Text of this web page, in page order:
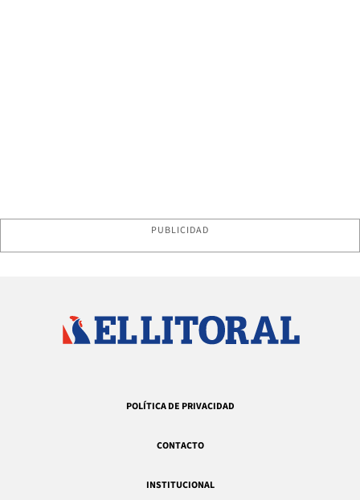
PUBLICIDAD
POLÍTICA DE PRIVACIDAD
CONTACTO
INSTITUCIONAL